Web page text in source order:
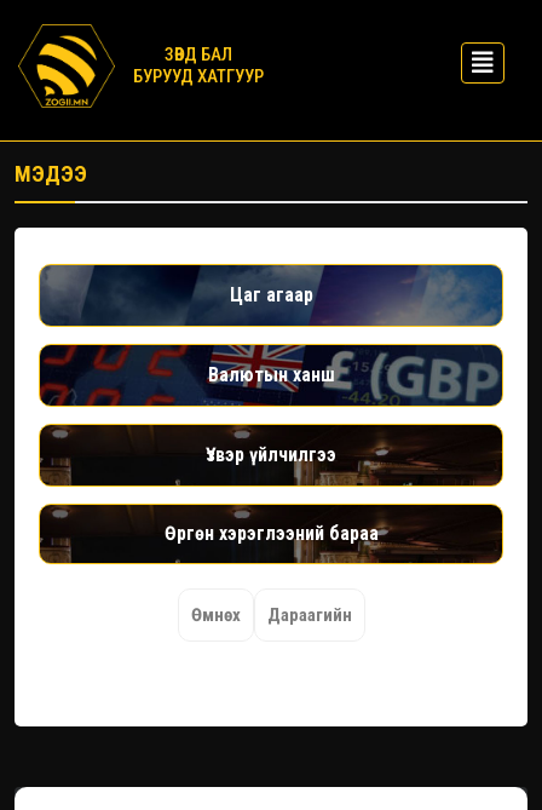
ЗӨВД БАЛ
БУРУУД ХАТГУУР
МЭДЭЭ
Цаг агаар
Валютын ханш
Үзвэр үйлчилгээ
Өргөн хэрэглээний бараа
Өмнөх Дараагийн